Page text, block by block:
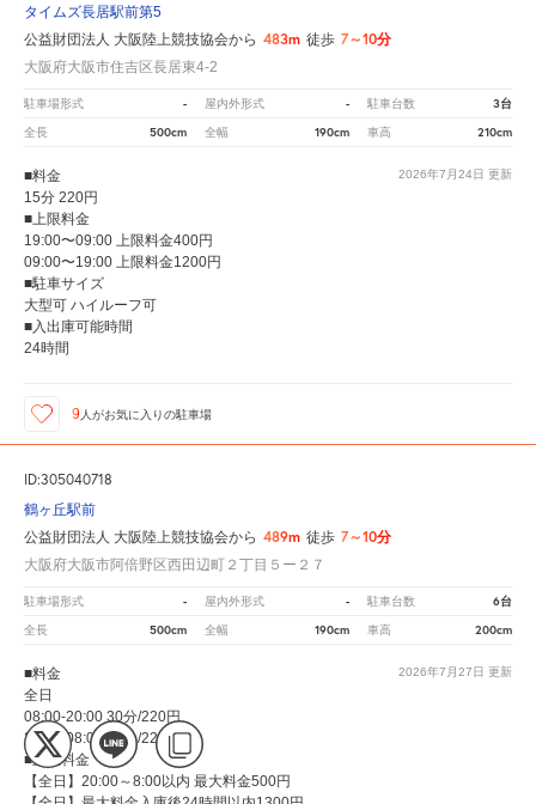
タイムズ長居駅前第5
公益財団法人 大阪陸上競技協会から 483m 徒歩 7～10分
大阪府大阪市住吉区長居東4-2
駐車場形式 - 屋内外形式 - 駐車台数 3台
全長 500cm 全幅 190cm 車高 210cm
2026年7月24日 更新
■料金
15分 220円
■上限料金
19:00〜09:00 上限料金400円
09:00〜19:00 上限料金1200円
■駐車サイズ
大型可 ハイルーフ可
■入出庫可能時間
24時間
9 人がお気に入りの駐車場
ID:305040718
鶴ヶ丘駅前
公益財団法人 大阪陸上競技協会から 489m 徒歩 7～10分
大阪府大阪市阿倍野区西田辺町２丁目５ー２７
駐車場形式 - 屋内外形式 - 駐車台数 6台
全長 500cm 全幅 190cm 車高 200cm
2026年7月27日 更新
■料金
全日
08:00-20:00 30分/220円
20:00-08:00 30分/220円
■上限料金
【全日】20:00～8:00以内 最大料金500円